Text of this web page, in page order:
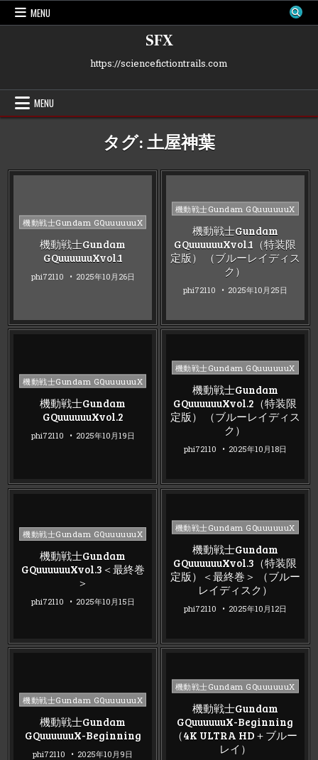
Skip
MENU
SFX
https://sciencefictiontrails.com
MENU
タグ:土屋神葉
Posted
機動戦士Gundam GQuuuuuuX
機動戦士Gundam
GQuuuuuuXvol.1
phi72110 2025年10月26日
Posted
機動戦士Gundam GQuuuuuuX
機動戦士Gundam
GQuuuuuuXvol.1（特装限
定版） （ブルーレイディス
ク）
phi72110 2025年10月25日
Posted
機動戦士Gundam GQuuuuuuX
機動戦士Gundam
GQuuuuuuXvol.2
phi72110 2025年10月19日
Posted
機動戦士Gundam GQuuuuuuX
機動戦士Gundam
GQuuuuuuXvol.2（特装限
定版） （ブルーレイディス
ク）
phi72110 2025年10月18日
Posted
機動戦士Gundam GQuuuuuuX
機動戦士Gundam
GQuuuuuuXvol.3＜最終巻
＞
phi72110 2025年10月15日
Posted
機動戦士Gundam GQuuuuuuX
機動戦士Gundam
GQuuuuuuXvol.3（特装限
定版）＜最終巻＞ （ブルー
レイディスク）
phi72110 2025年10月12日
Posted
機動戦士Gundam GQuuuuuuX
機動戦士Gundam
GQuuuuuuX-Beginning
phi72110 2025年10月9日
Posted
機動戦士Gundam GQuuuuuuX
機動戦士Gundam
GQuuuuuuX-Beginning
（4K ULTRA HD＋ブルー
レイ）